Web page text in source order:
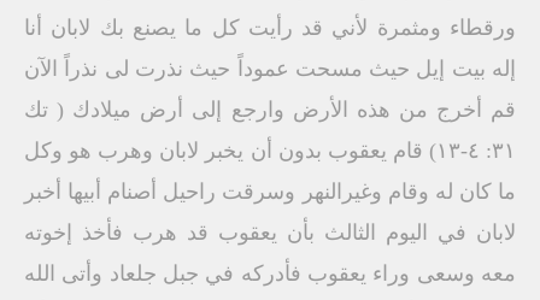
ورقطاء ومثمرة لأني قد رأيت كل ما يصنع بك لابان أنا
إله بيت إيل حيث مسحت عموداً حيث نذرت لى نذراً الآن
قم أخرج من هذه الأرض وارجع إلى أرض ميلادك ( تك
٣١: ٤-١٣) قام يعقوب بدون أن يخبر لابان وهرب هو وكل
ما كان له وقام وغيرالنهر وسرقت راحيل أصنام أبيها أخبر
لابان في اليوم الثالث بأن يعقوب قد هرب فأخذ إخوته
معه وسعى وراء يعقوب فأدركه في جبل جلعاد وأتى الله